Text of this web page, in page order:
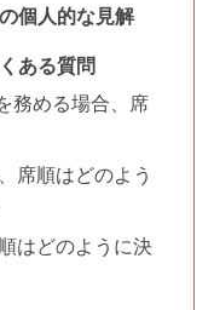
個人的な見解
ある質問
務める場合、席
席順はどのよう
はどのように決